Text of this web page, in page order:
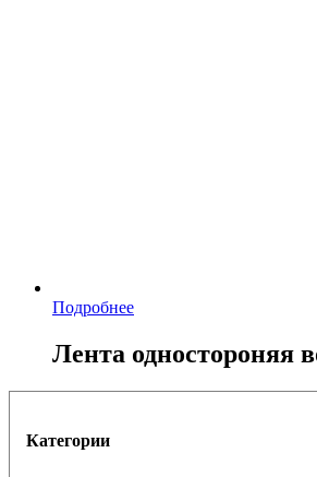
Подробнее
Лента одностороняя
Категории